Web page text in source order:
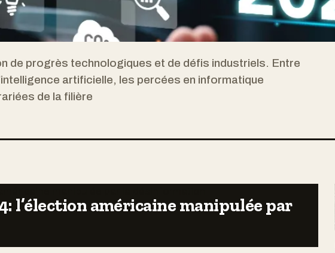
de progrès technologiques et de défis industriels. Entre
artificielle, les percées en informatique
de la filière
l’élection américaine manipulée par